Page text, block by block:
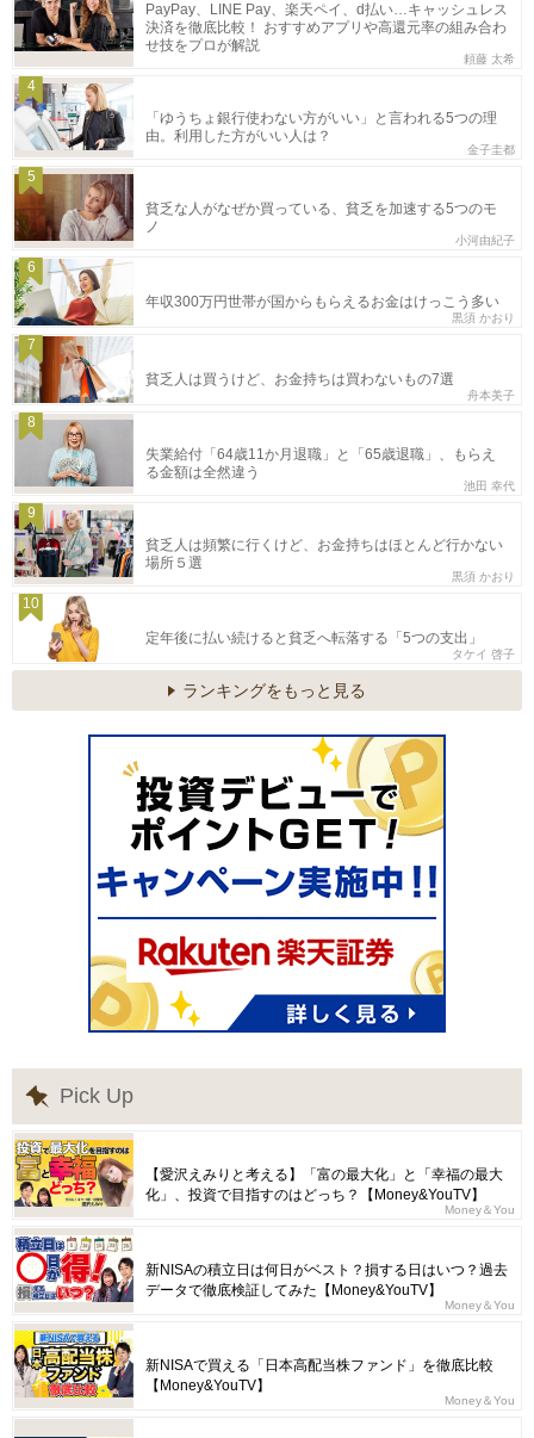
PayPay、LINE Pay、楽天ペイ、d払い…キャッシュレス
決済を徹底比較！ おすすめアプリや高還元率の組み合わ
せ技をプロが解説
頼藤 太希
4
「ゆうちょ銀行使わない方がいい」と言われる5つの理
由。利用した方がいい人は？
金子圭都
5
貧乏な人がなぜか買っている、貧乏を加速する5つのモ
ノ
小河由紀子
6
年収300万円世帯が国からもらえるお金はけっこう多い
黒須 かおり
7
貧乏人は買うけど、お金持ちは買わないもの7選
舟本美子
8
失業給付「64歳11か月退職」と「65歳退職」、もらえ
る金額は全然違う
池田 幸代
9
貧乏人は頻繁に行くけど、お金持ちはほとんど行かない
場所５選
黒須 かおり
10
定年後に払い続けると貧乏へ転落する「5つの支出」
タケイ 啓子
ランキングをもっと見る
Pick Up
【愛沢えみりと考える】「富の最大化」と「幸福の最大
化」、投資で目指すのはどっち？【Money&YouTV】
Money＆You
新NISAの積立日は何日がベスト？損する日はいつ？過去
データで徹底検証してみた【Money&YouTV】
Money＆You
新NISAで買える「日本高配当株ファンド」を徹底比較
【Money&YouTV】
Money＆You